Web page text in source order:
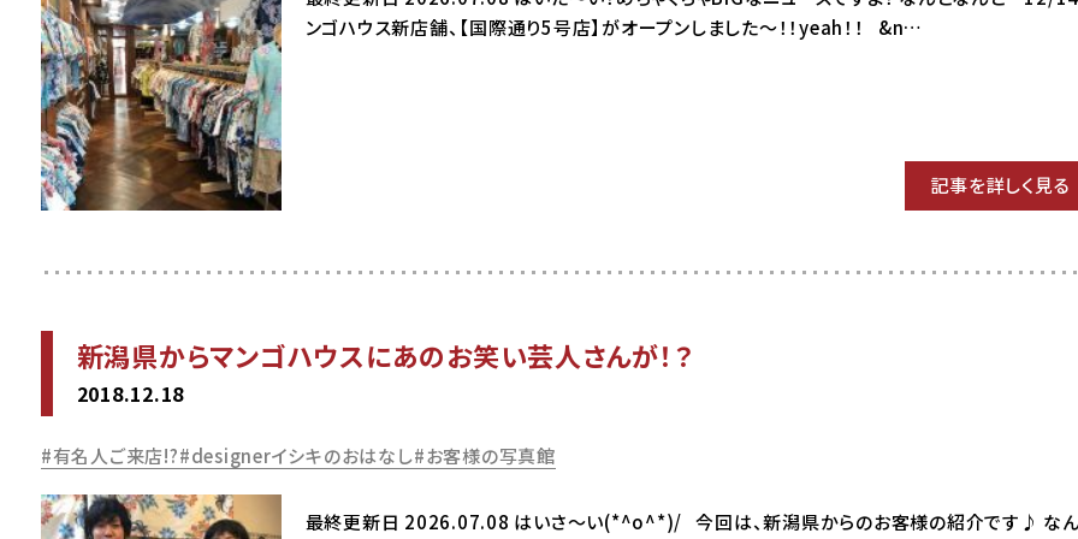
ンゴハウス新店舗、【国際通り5号店】がオープンしました～！！yeah！！ &n…
記事を詳しく見る
新潟県からマンゴハウスにあのお笑い芸人さんが！？
2018.12.18
有名人ご来店!? designerイシキのおはなし お客様の写真館
最終更新日 2026.07.08 はいさ～い(*^o^*)/ 今回は、新潟県からのお客様の紹介です♪ なん